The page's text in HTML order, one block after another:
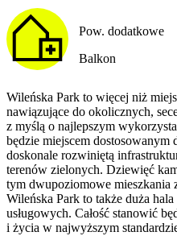
Pow. dodatkowe
Balkon
Wileńska Park to więcej niż
nawiązujące do okolicznych,
z myślą o najlepszym
będzie miejscem dostosowanym
doskonale rozwiniętą
terenów zielonych. Dziewięć
tym dwupoziomowe mieszkania
Wileńska Park to także duża
usługowych. Całość stanowić
i życia w najwyższym